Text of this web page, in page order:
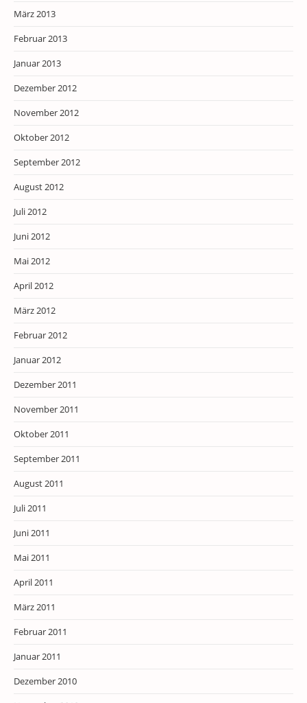
März 2013
Februar 2013
Januar 2013
Dezember 2012
November 2012
Oktober 2012
September 2012
August 2012
Juli 2012
Juni 2012
Mai 2012
April 2012
März 2012
Februar 2012
Januar 2012
Dezember 2011
November 2011
Oktober 2011
September 2011
August 2011
Juli 2011
Juni 2011
Mai 2011
April 2011
März 2011
Februar 2011
Januar 2011
Dezember 2010